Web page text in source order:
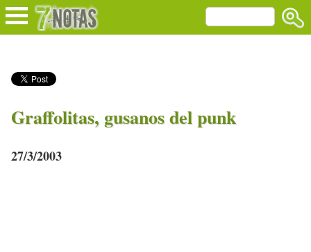
Graffolitas, gusanos del punk
27/3/2003